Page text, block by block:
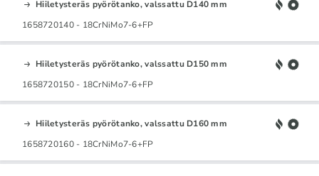
Hiiletysteräs pyörötanko, valssattu D140 mm
1658720140 - 18CrNiMo7-6+FP
Hiiletysteräs pyörötanko, valssattu D150 mm
1658720150 - 18CrNiMo7-6+FP
Hiiletysteräs pyörötanko, valssattu D160 mm
1658720160 - 18CrNiMo7-6+FP